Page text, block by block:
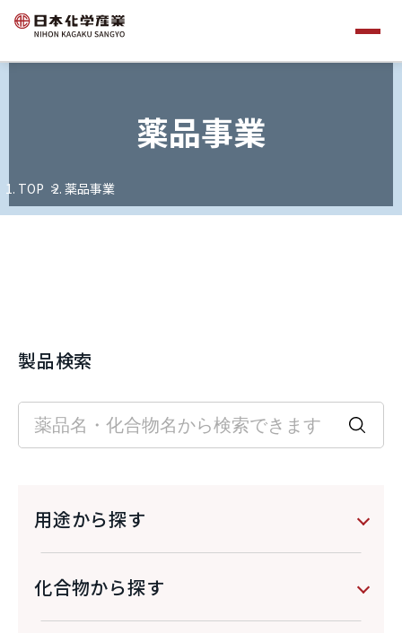
薬品事業
TOP 薬品事業
製品検索
用途から探す
化合物から探す